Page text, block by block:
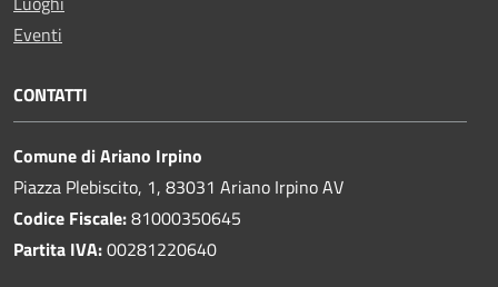
Eventi
CONTATTI
Comune di Ariano Irpino
Piazza Plebiscito, 1, 83031 Ariano Irpino AV
Codice Fiscale:81000350645
Partita IVA:00281220640